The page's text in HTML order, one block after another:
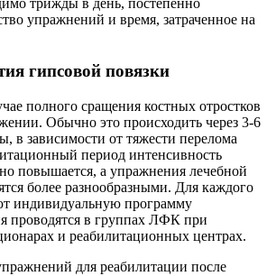
трижды в день, постепенно
упражнений и время, затраченное на
гипсовой повязки
полного сращения костных отростков
Обычно это происходить через 3-6
в зависимости от тяжести перелома
период интенсивность
повышается, а упражнения лечебной
более разнообразными. Для каждого
индивидуальную программу
проводятся в группах ЛФК при
и реабилитационных центрах.
для реабилитации после